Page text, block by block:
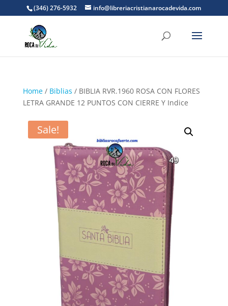
(346) 276-5932 info@libreriacristianarocadevida.com
Home/ Biblias / BIBLIA RVR.1960 ROSA CON FLORES
LETRA GRANDE 12 PUNTOS CON CIERRE Y Indice
Sale!